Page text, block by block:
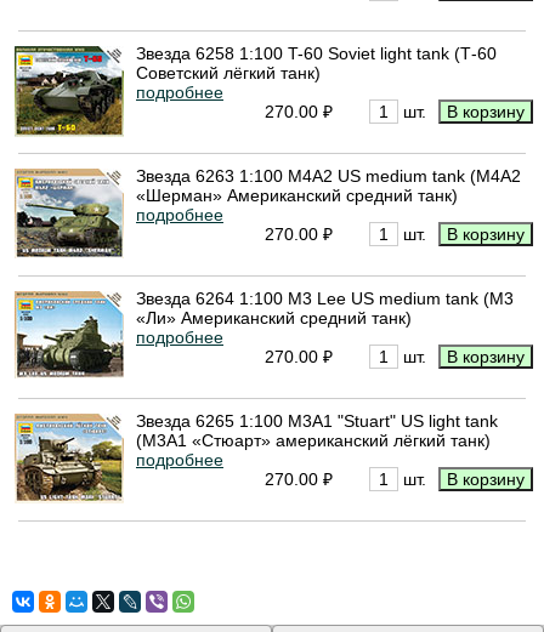
Звезда 6258 1:100 T-60 Soviet light tank (Т-60
Советский лёгкий танк)
подробнее
270.00 ₽
шт.
Звезда 6263 1:100 M4A2 US medium tank (M4A2
«Шерман» Американский средний танк)
подробнее
270.00 ₽
шт.
Звезда 6264 1:100 M3 Lee US medium tank (М3
«Ли» Американский средний танк)
подробнее
270.00 ₽
шт.
Звезда 6265 1:100 M3A1 "Stuart" US light tank
(М3А1 «Стюарт» aмериканский лёгкий танк)
подробнее
270.00 ₽
шт.